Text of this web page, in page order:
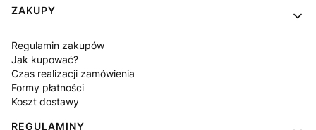
ZAKUPY
Regulamin zakupów
Jak kupować?
Czas realizacji zamówienia
Formy płatności
Koszt dostawy
REGULAMINY